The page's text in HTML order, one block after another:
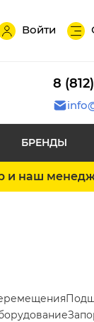
Войти
8
БРЕНДЫ
и наш